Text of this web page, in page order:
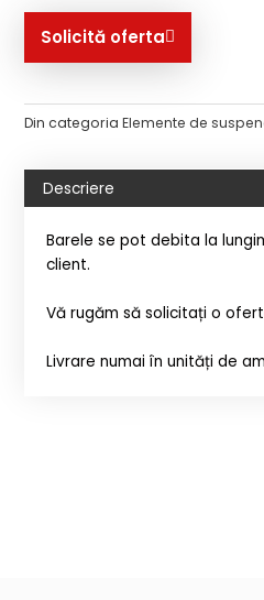
Solicită oferta
Din categoria Elemente de
Descriere
Barele se pot debita la
client.
Vă rugăm să solicitați o
Livrare numai în unități de